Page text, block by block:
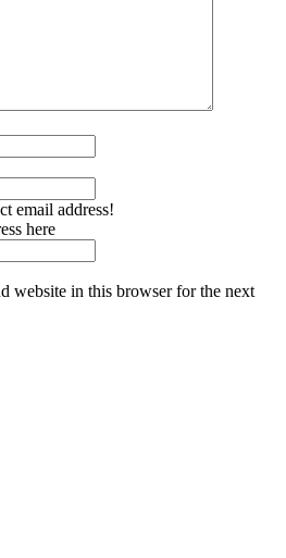
email address!
here
website in this browser for the next